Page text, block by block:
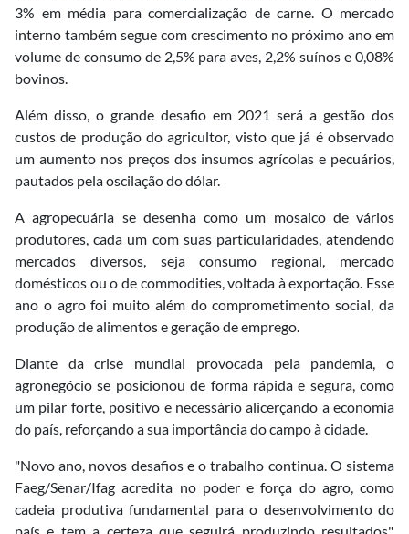
3% em média para comercialização de carne. O mercado
interno também segue com crescimento no próximo ano em
volume de consumo de 2,5% para aves, 2,2% suínos e 0,08%
bovinos.
Além disso, o grande desafio em 2021 será a gestão dos
custos de produção do agricultor, visto que já é observado
um aumento nos preços dos insumos agrícolas e pecuários,
pautados pela oscilação do dólar.
A agropecuária se desenha como um mosaico de vários
produtores, cada um com suas particularidades, atendendo
mercados diversos, seja consumo regional, mercado
domésticos ou o de commodities, voltada à exportação. Esse
ano o agro foi muito além do comprometimento social, da
produção de alimentos e geração de emprego.
Diante da crise mundial provocada pela pandemia, o
agronegócio se posicionou de forma rápida e segura, como
um pilar forte, positivo e necessário alicerçando a economia
do país, reforçando a sua importância do campo à cidade.
"Novo ano, novos desafios e o trabalho continua. O sistema
Faeg/Senar/Ifag acredita no poder e força do agro, como
cadeia produtiva fundamental para o desenvolvimento do
país e tem a certeza que seguirá produzindo resultados",